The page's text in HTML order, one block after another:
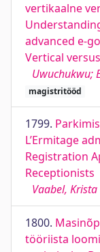
vertikaalne
advanced e-
Vertical
Uwuchukwu;
magistritööd
1799.
L’Ermitage
Registration
Receptionists
Vaabel, Krista
1800.
tööriista